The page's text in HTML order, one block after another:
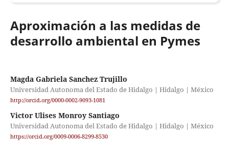
Aproximación a las medidas de
desarrollo ambiental en Pymes
Magda Gabriela Sanchez Trujillo
Universidad Autonoma del Estado de Hidalgo | Hidalgo | México
http://orcid.org/0000-0002-9093-1081
Victor Ulises Monroy Santiago
Universidad Autonoma del Estado de Hidalgo | Hidalgo | México
https://orcid.org/0009-0006-8299-8530